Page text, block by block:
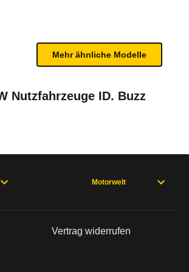
Sie bitte dem Rückruf, da
Nutzfahrzeuge ID. Buzz
Mehr ähnliche Modelle
Motorwelt
Vertrag widerrufen